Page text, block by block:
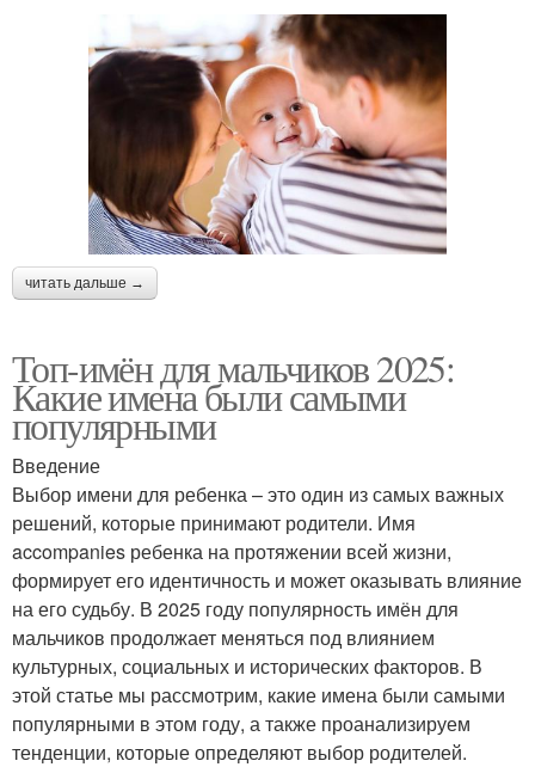
читать дальше →
Топ-имён для мальчиков 2025:
Какие имена были самыми
популярными
Введение
Выбор имени для ребенка – это один из самых важных
решений, которые принимают родители. Имя
accompanies ребенка на протяжении всей жизни,
формирует его идентичность и может оказывать влияние
на его судьбу. В 2025 году популярность имён для
мальчиков продолжает меняться под влиянием
культурных, социальных и исторических факторов. В
этой статье мы рассмотрим, какие имена были самыми
популярными в этом году, а также проанализируем
тенденции, которые определяют выбор родителей.